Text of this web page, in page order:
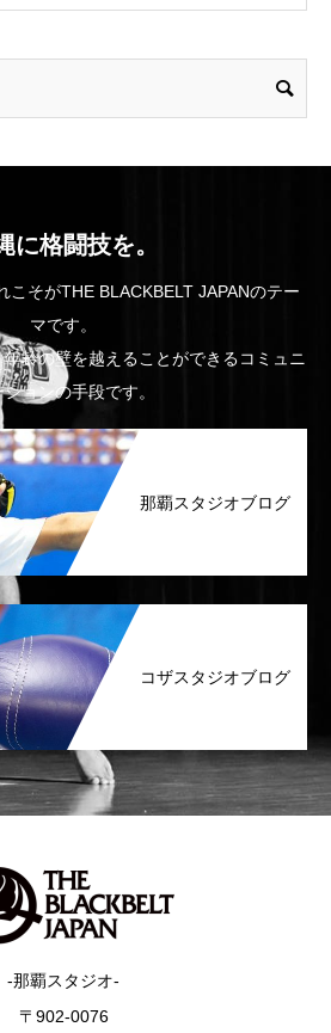
に格闘技を。
こそがTHE BLACKBELT JAPANのテー
マです。
齢の壁を越えることができるコミュニ
ョンの手段です。
那覇スタジオブログ
コザスタジオブログ
-那覇スタジオ-
〒902-0076